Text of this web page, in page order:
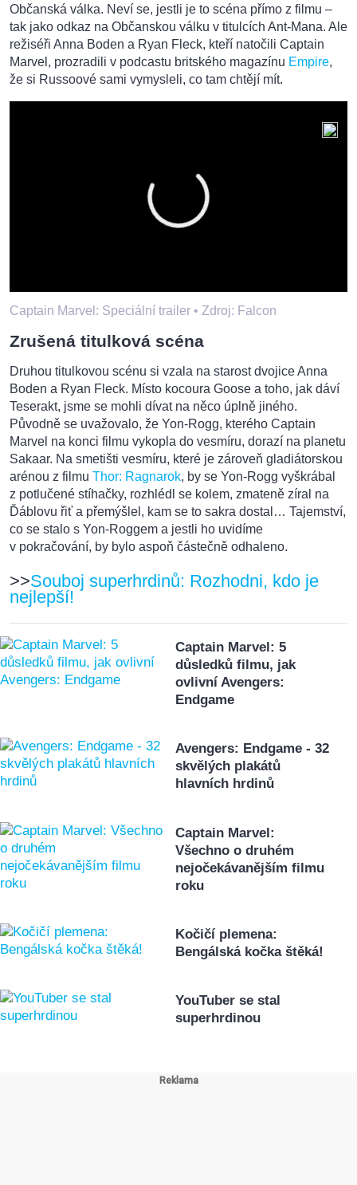
Občanská válka. Neví se, jestli je to scéna přímo z filmu –
tak jako odkaz na Občanskou válku v titulcích Ant-Mana. Ale
režiséři Anna Boden a Ryan Fleck, kteří natočili Captain
Marvel, prozradili v podcastu britského magazínu Empire,
že si Russoové sami vymysleli, co tam chtějí mít.
Captain Marvel: Speciální trailer • Zdroj: Falcon
Zrušená titulková scéna
Druhou titulkovou scénu si vzala na starost dvojice Anna
Boden a Ryan Fleck. Místo kocoura Goose a toho, jak dáví
Teserakt, jsme se mohli dívat na něco úplně jiného.
Původně se uvažovalo, že Yon-Rogg, kterého Captain
Marvel na konci filmu vykopla do vesmíru, dorazí na planetu
Sakaar. Na smetišti vesmíru, které je zároveň gladiátorskou
arénou z filmu Thor: Ragnarok, by se Yon-Rogg vyškrábal
z potlučené stíhačky, rozhlédl se kolem, zmateně zíral na
Ďáblovu řiť a přemýšlel, kam se to sakra dostal… Tajemství,
co se stalo s Yon-Roggem a jestli ho uvidíme
v pokračování, by bylo aspoň částečně odhaleno.
>>Souboj superhrdinů: Rozhodni, kdo je
nejlepší!
Captain Marvel: 5
důsledků filmu, jak
ovlivní Avengers:
Endgame
Avengers: Endgame - 32
skvělých plakátů
hlavních hrdinů
Captain Marvel:
Všechno o druhém
nejočekávanějším filmu
roku
Kočičí plemena:
Bengálská kočka štěká!
YouTuber se stal
superhrdinou